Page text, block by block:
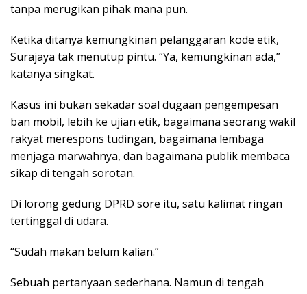
tanpa merugikan pihak mana pun.
Ketika ditanya kemungkinan pelanggaran kode etik,
Surajaya tak menutup pintu. “Ya, kemungkinan ada,”
katanya singkat.
Kasus ini bukan sekadar soal dugaan pengempesan
ban mobil, lebih ke ujian etik, bagaimana seorang wakil
rakyat merespons tudingan, bagaimana lembaga
menjaga marwahnya, dan bagaimana publik membaca
sikap di tengah sorotan.
Di lorong gedung DPRD sore itu, satu kalimat ringan
tertinggal di udara.
“Sudah makan belum kalian.”
Sebuah pertanyaan sederhana. Namun di tengah